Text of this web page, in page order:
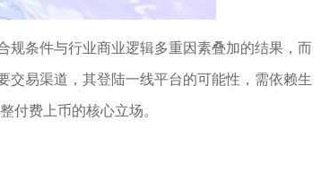
规条件与行业商业逻辑多重因素叠加的结果，而
交易渠道，其登陆一线平台的可能性，需依赖生
付费上币的核心立场。